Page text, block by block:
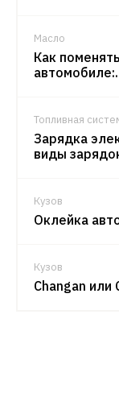
Масло
Как
Топливная
Зарядка
виды
Кузов
Оклейка
Кузов
Changan или